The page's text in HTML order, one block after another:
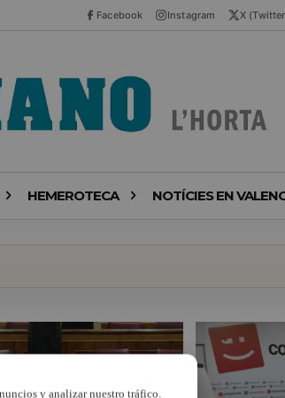
Facebook Instagram X
HEMEROTECA NOTÍCIES EN
y analizar nuestro tráfico.